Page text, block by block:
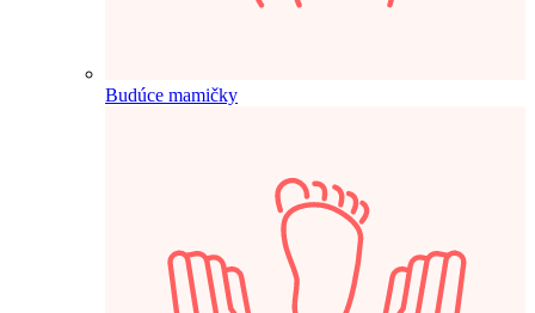
Budúce mamičky